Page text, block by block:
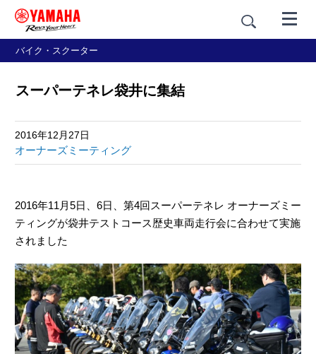
バイク・スクーター
スーパーテネレ袋井に集結
2016年12月27日
オーナーズミーティング
2016年11月5日、6日、第4回スーパーテネレ オーナーズミー
ティングが袋井テストコース歴史車両走行会に合わせて実施
されました